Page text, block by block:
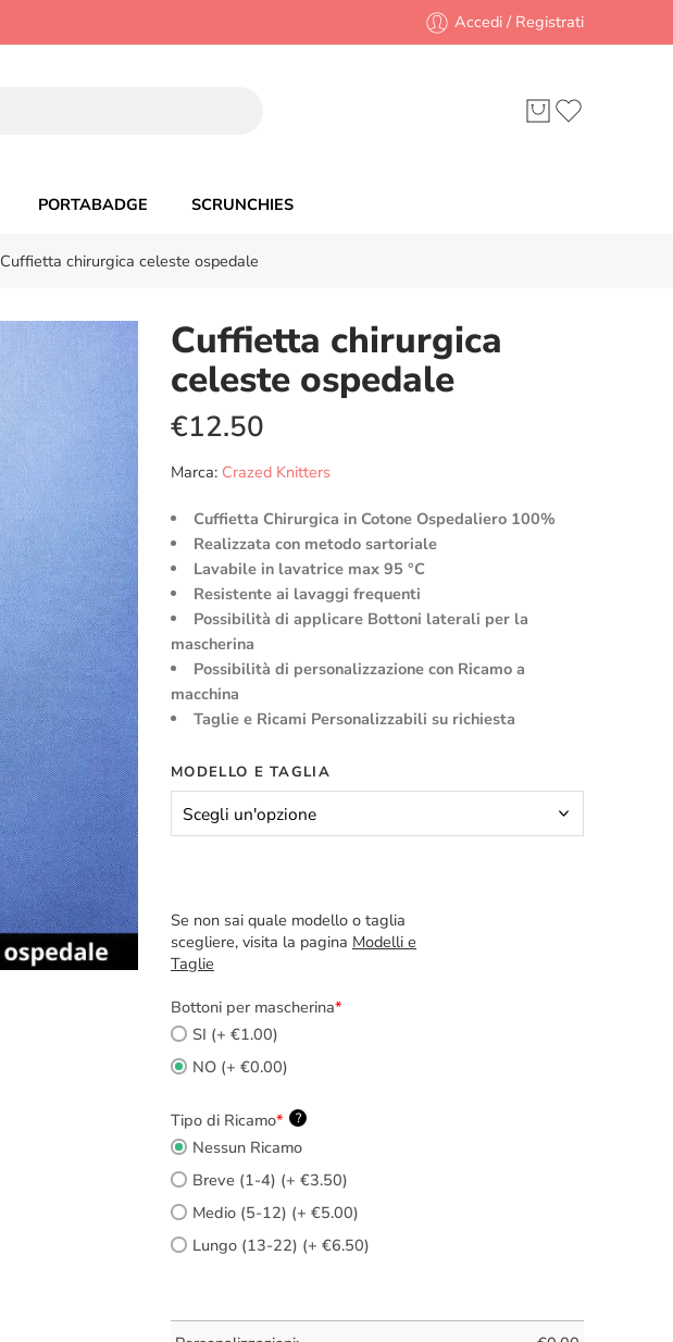
Accedi / Registrati
PORTABADGE SCRUNCHIES
Cuffietta chirurgica celeste ospedale
Cuffietta chirurgica
celeste ospedale
€12.50
Marca: Crazed Knitters
Cuffietta Chirurgica in Cotone Ospedaliero 100%
Realizzata con metodo sartoriale
Lavabile in lavatrice max 95 °C
Resistente ai lavaggi frequenti
Possibilità di applicare Bottoni laterali per la
mascherina
Possibilità di personalizzazione con Ricamo a
macchina
Taglie e Ricami Personalizzabili su richiesta
MODELLO E TAGLIA
Se non sai quale modello o taglia
scegliere, visita la pagina Modelli e
Taglie
Bottoni per mascherina*
SI (+ €1.00)
NO (+ €0.00)
Tipo di Ricamo* ?
Nessun Ricamo
Breve (1-4) (+ €3.50)
Medio (5-12) (+ €5.00)
Lungo (13-22) (+ €6.50)